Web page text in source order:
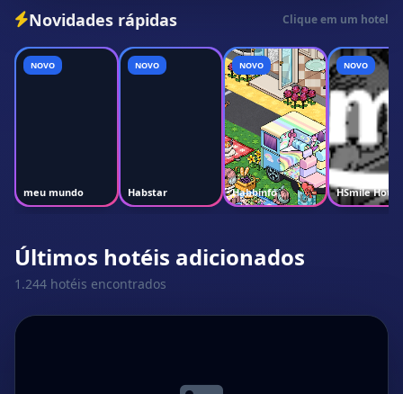
Novidades rápidas Clique em um hotel
NOVO
meu mundo
NOVO
Habstar
NOVO
Habbinfo
NOVO
HSmile Hotel
Últimos hotéis adicionados
1.244 hotéis encontrados